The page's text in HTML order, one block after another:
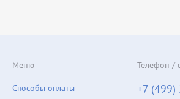
Меню
Способы оплаты
Телефон /
+7 (499)